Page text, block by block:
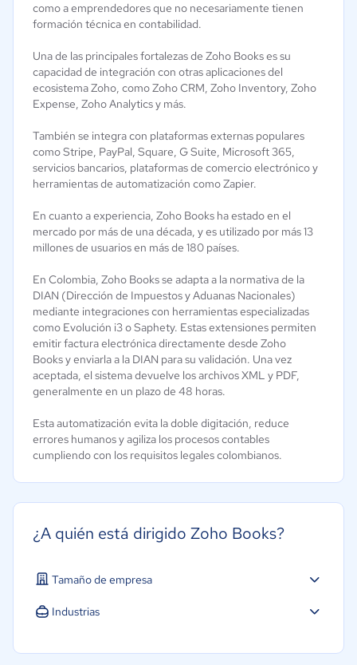
como a emprendedores que no necesariamente tienen
formación técnica en contabilidad.
Una de las principales fortalezas de Zoho Books es su
capacidad de integración con otras aplicaciones del
ecosistema Zoho, como Zoho CRM, Zoho Inventory, Zoho
Expense, Zoho Analytics y más.
También se integra con plataformas externas populares
como Stripe, PayPal, Square, G Suite, Microsoft 365,
servicios bancarios, plataformas de comercio electrónico y
herramientas de automatización como Zapier.
En cuanto a experiencia, Zoho Books ha estado en el
mercado por más de una década, y es utilizado por más 13
millones de usuarios en más de 180 países.
En Colombia, Zoho Books se adapta a la normativa de la
DIAN (Dirección de Impuestos y Aduanas Nacionales)
mediante integraciones con herramientas especializadas
como Evolución i3 o Saphety. Estas extensiones permiten
emitir factura electrónica directamente desde Zoho
Books y enviarla a la DIAN para su validación. Una vez
aceptada, el sistema devuelve los archivos XML y PDF,
generalmente en un plazo de 48 horas.
Esta automatización evita la doble digitación, reduce
errores humanos y agiliza los procesos contables
cumpliendo con los requisitos legales colombianos.
¿A quién está dirigido Zoho Books?
Tamaño de empresa
Micro: 1 a 9 trabajadores
Industrias